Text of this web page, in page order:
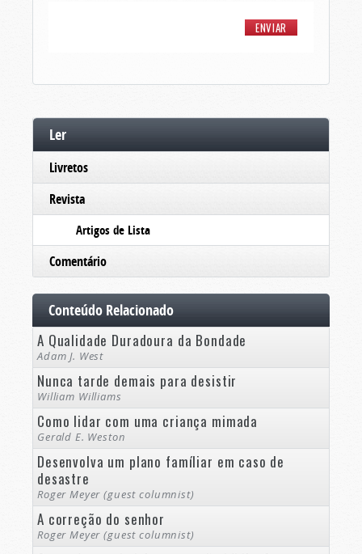
Ler
Livretos
Revista
Artigos de Lista
Comentário
Conteúdo Relacionado
A Qualidade Duradoura da Bondade
Adam J. West
Nunca tarde demais para desistir
William Williams
Como lidar com uma criança mimada
Gerald E. Weston
Desenvolva um plano famíliar em caso de
desastre
Roger Meyer (guest columnist)
A correção do senhor
Roger Meyer (guest columnist)